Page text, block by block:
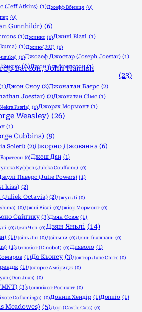
(Jeff Atkins) (1)Джефф Вбивця (0)
(0)
Gunnhildr) (6)
(1)Джинкс (0)Джині Візлі (1)
(1)Джию (JiU) (0)
(0)Джозеф Джостар (Joseph Joestar) (1)
(6)Джон Альфредссон (1)
Ватсон, John Hamish
(23)
Джон Сноу (2)Джонатан Баєрс (2)
Joestar) (2)Джонатан Сімс (1)
Psaria) (0)Джорах Мормонт (1)
Weasley) (26)
(1)
Cubbins) (9)
Soleri) (2)Джорно Джованна (6)
(0)Джош Дан (1)
Куффен (Juleka Couffaine) (0)
Паверс (Julie Powers) (1)
kiss) (2)
(Juliek Octavia) (2)Джун Лі (0)
(0)Джіні Візлі (0)Джіор Мормонт (0)
Сайґику (3)Дзян Єсює (1)
(0)Дзян Чен (0)Дзян Яньлі (14)
(1)Дзінь Лін (0)Дзіньши (0)Дзінь Ґваншань (0)
(1)Динобот (Dinobot) (0)Дияволо (1)
(1)До Кьонсу (3)Доктор Ланс Світс (0)
(1)Долорес Амбридж (0)
(Don Juan) (0)
(3)Донккіхот Росінант (0)
Doflamingo) (0)Доннік Хендір (1)Доппіо (1)
Meadowes) (5)Дорі (Castle Cats) (0)